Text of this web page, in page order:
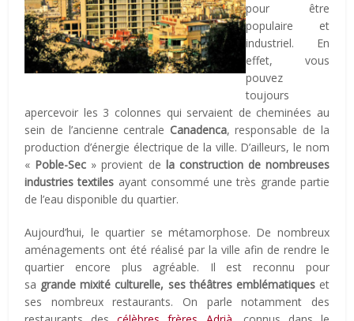
pour être
populaire et
industriel. En
effet, vous
pouvez
toujours
apercevoir les 3 colonnes qui servaient de cheminées au
sein de l’ancienne centrale Canadenca, responsable de la
production d’énergie électrique de la ville. D’ailleurs, le nom
« Poble-Sec » provient de la construction de nombreuses
industries textiles ayant consommé une très grande partie
de l’eau disponible du quartier.
Aujourd’hui, le quartier se métamorphose. De nombreux
aménagements ont été réalisé par la ville afin de rendre le
quartier encore plus agréable. Il est reconnu pour
sa grande mixité culturelle, ses théâtres emblématiqueset
ses nombreux restaurants. On parle notamment des